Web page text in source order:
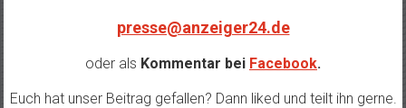
presse@anzeiger24.de
oder als Kommentar bei Facebook.
Euch hat unser Beitrag gefallen? Dann liked und teilt ihn gerne.